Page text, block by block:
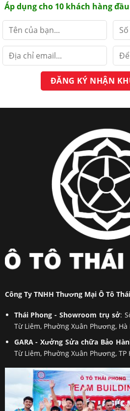
Áp dụng cho 10 khách hàng
Công Ty TNHH Thương Mại Ô Tô
Thái Phong - Showroom trụ sở:
Từ Liêm, Phường Xuân Phương, Hà
GARA - Xưởng Sửa chữa Bảo
Từ Liêm, Phường Xuân Phương, TP